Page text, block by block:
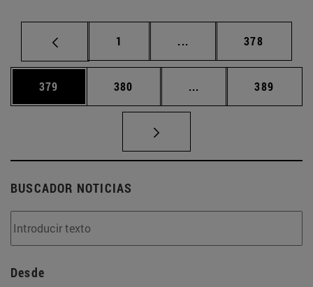
Página
1 ... Páginas intermedias
Página
378
Página
379 Página
380 ... Páginas intermedias
Página
389
BUSCADOR NOTICIAS
Desde